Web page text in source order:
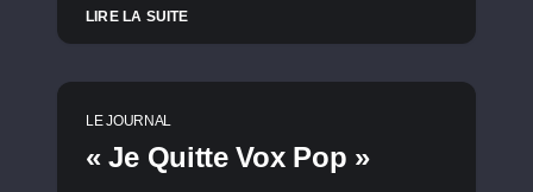
LIRE LA SUITE
LE JOURNAL
« Je Quitte Vox Pop »